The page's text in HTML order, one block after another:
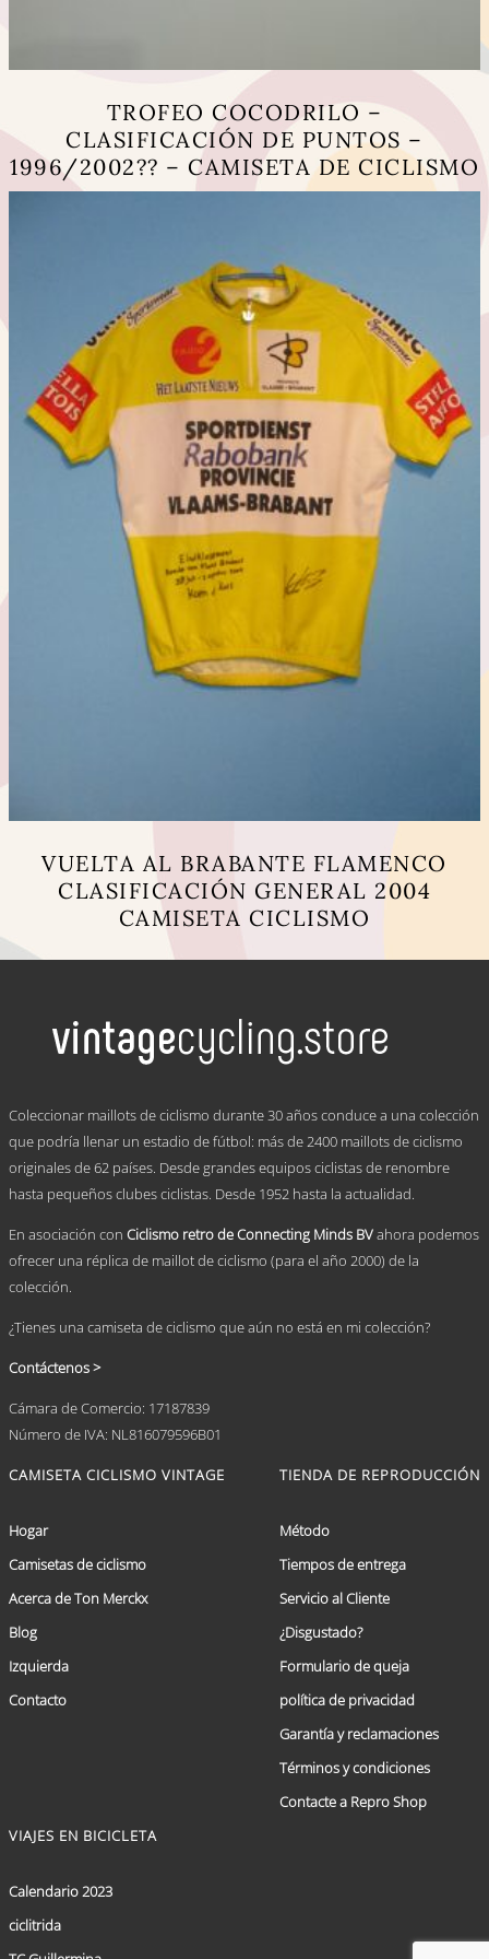
TROFEO COCODRILO –
CLASIFICACIÓN DE PUNTOS –
1996/2002?? – CAMISETA DE CICLISMO
múltiples
variantes.
Las
opciones
se
pueden
elegir
en
la
página
de
producto
VUELTA AL BRABANTE FLAMENCO
CLASIFICACIÓN GENERAL 2004
CAMISETA CICLISMO
variantes.
opciones
pueden
en
la
página
producto
Coleccionar maillots de ciclismo durante 30 años conduce a una colección
que podría llenar un estadio de fútbol: más de 2400 maillots de ciclismo
originales de 62 países. Desde grandes equipos ciclistas de renombre
hasta pequeños clubes ciclistas. Desde 1952 hasta la actualidad.
En asociación con Ciclismo retro de Connecting Minds BVahora podemos
ofrecer una réplica de maillot de ciclismo (para el año 2000) de la
colección.
¿Tienes una camiseta de ciclismo que aún no está en mi colección?
Contáctenos >
Cámara de Comercio: 17187839
Número de IVA: NL816079596B01
CAMISETA CICLISMO VINTAGE
Hogar
Camisetas de ciclismo
Acerca de Ton Merckx
Blog
Izquierda
Contacto
TIENDA DE REPRODUCCIÓN
Método
Tiempos de entrega
Servicio al Cliente
¿Disgustado?
Formulario de queja
política de privacidad
Garantía y reclamaciones
Términos y condiciones
Contacte a Repro Shop
VIAJES EN BICICLETA
Calendario 2023
ciclitrida